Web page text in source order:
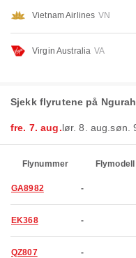
Vietnam Airlines VN
Virgin Australia VA
Sjekk flyrutene på
fre. 7. aug.lør. 8. aug.søn.
Flynummer Flymodell
GA8982 -
EK368 -
QZ807 -